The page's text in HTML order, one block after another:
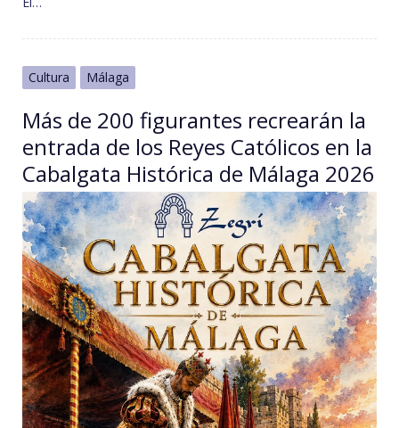
Cultura Málaga
Más de 200 figurantes recrearán la
entrada de los Reyes Católicos en la
Cabalgata Histórica de Málaga 2026